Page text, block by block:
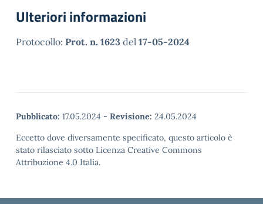
Ulteriori informazioni
Protocollo: Prot. n. 1623 del 17-05-2024
Pubblicato: 17.05.2024 - Revisione: 24.05.2024
Eccetto dove diversamente specificato, questo articolo è
stato rilasciato sotto Licenza Creative Commons
Attribuzione 4.0 Italia.